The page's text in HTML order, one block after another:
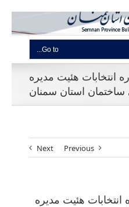
Go to...
انتخابات هئیت مدیره
استان سمنان
Previous
Next
انتخابات هئیت مدیره